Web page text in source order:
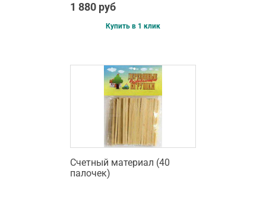
1 880 руб
Купить в 1 клик
Счетный материал (40
палочек)